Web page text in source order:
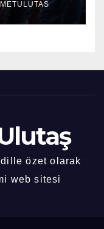
dille özet olarak
web sitesi